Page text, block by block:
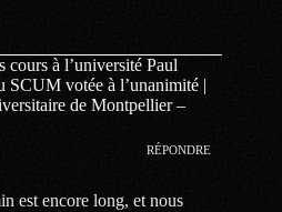
cours à l’université Paul
SCUM votée à l’unanimité |
de Montpellier –
RÉPONDRE
est encore long, et nous